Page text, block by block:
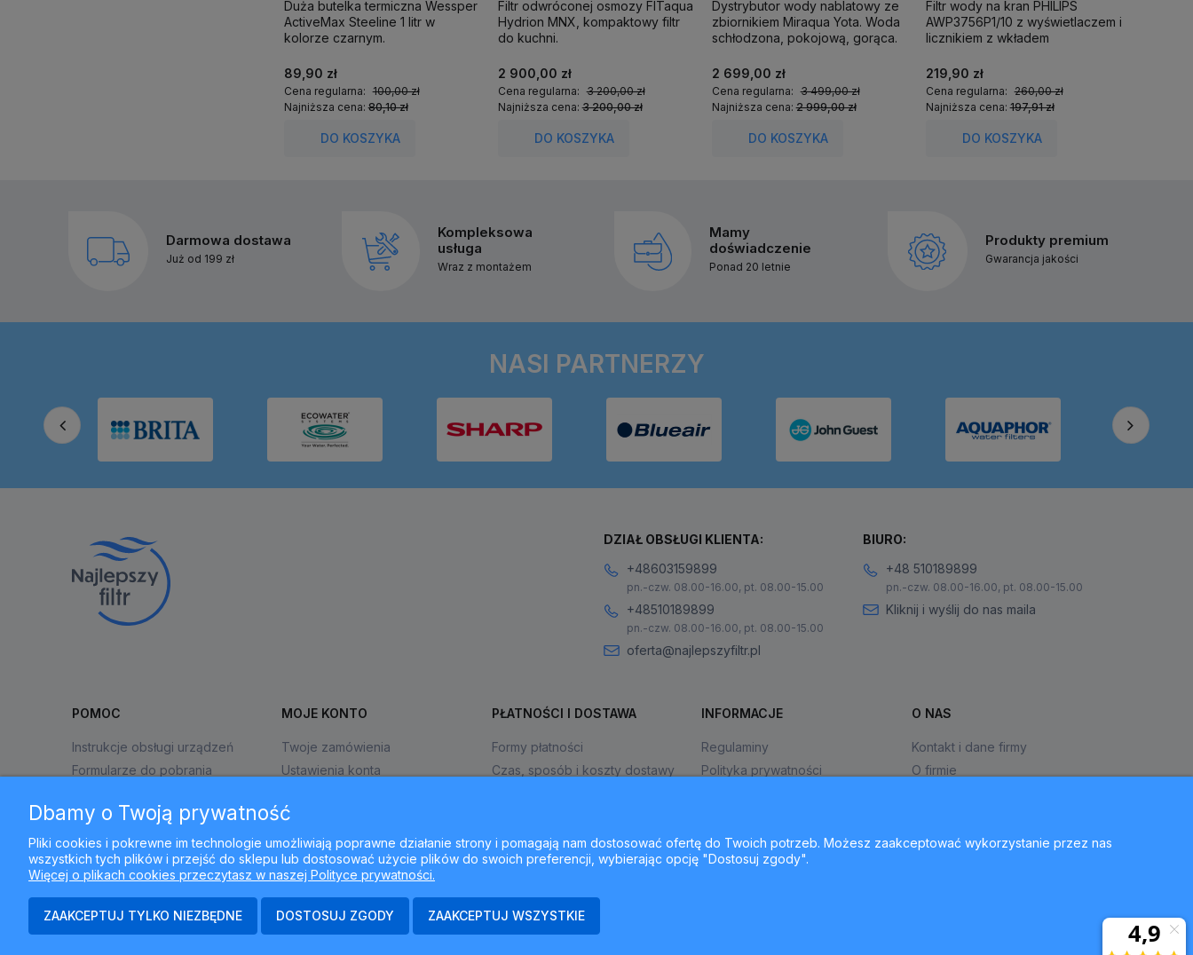
Duża butelka termiczna Wessper
ActiveMax Steeline 1 litr w
kolorze czarnym.
89,90 zł
Cena regularna: 100,00 zł
Najniższa cena:80,10 zł
DO KOSZYKA
Filtr odwróconej osmozy FITaqua
Hydrion MNX, kompaktowy filtr
do kuchni.
2 900,00 zł
Cena regularna: 3 200,00 zł
Najniższa cena:3 200,00 zł
DO KOSZYKA
Dystrybutor wody nablatowy ze
zbiornikiem Miraqua Yota. Woda
schłodzona, pokojową, gorąca.
2 699,00 zł
Cena regularna: 3 499,00 zł
Najniższa cena:2 999,00 zł
DO KOSZYKA
Filtr wody na kran PHILIPS
AWP3756P1/10 z wyświetlaczem i
licznikiem z wkładem
219,90 zł
Cena regularna: 260,00 zł
Najniższa cena:197,91 zł
DO KOSZYKA
Darmowa dostawa
Już od 199 zł
Kompleksowa
usługa
Wraz z montażem
Mamy
doświadczenie
Ponad 20 letnie
Produkty premium
Gwarancja jakości
NASI PARTNERZY
DZIAŁ OBSŁUGI KLIENTA:
+48603159899
pn.-czw. 08.00-16.00, pt. 08.00-15.00
+48510189899
pn.-czw. 08.00-16.00, pt. 08.00-15.00
oferta@najlepszyfiltr.pl
BIURO:
+48 510189899
pn.-czw. 08.00-16.00, pt. 08.00-15.00
Kliknij i wyślij do nas maila
POMOC
Instrukcje obsługi urządzeń
Formularze do pobrania
MOJE KONTO
Twoje zamówienia
Ustawienia konta
PŁATNOŚCI I DOSTAWA
Formy płatności
Czas, sposób i koszty dostawy
INFORMACJE
Regulaminy
Polityka prywatności
O NAS
Kontakt i dane firmy
O firmie
Najlepszyfiltr.pl - ul. Krakowska 367, 43-300 Bielsko-Biała, woj. śląskie
Dbamy o Twoją prywatność
Pliki cookies i pokrewne im technologie umożliwiają poprawne działanie strony i pomagają nam dostosować ofertę do Twoich potrzeb. Możesz zaakceptować wykorzystanie przez nas
wszystkich tych plików i przejść do sklepu lub dostosować użycie plików do swoich preferencji, wybierając opcję "Dostosuj zgody".
Więcej o plikach cookies przeczytasz w naszej Polityce prywatności.
ZAAKCEPTUJ TYLKO NIEZBĘDNE DOSTOSUJ ZGODY ZAAKCEPTUJ WSZYSTKIE